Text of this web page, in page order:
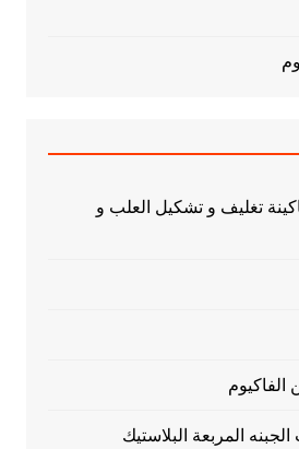
تغليف و تشكيل العلب و
المربعة البلاستيك